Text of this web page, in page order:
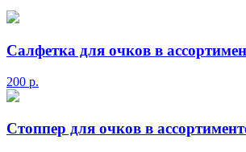
Салфетка для очков в
200 р.
Стоппер для очков в